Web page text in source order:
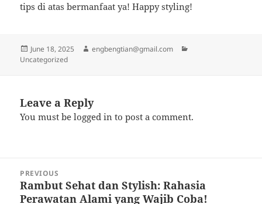
tips di atas bermanfaat ya! Happy styling!
Posted
on
June 18, 2025 Author
engbengtian@gmail.com
Uncategorized
Leave a Reply
You must belogged in to post a comment.
navigation
PREVIOUS
Previous
post:
Rambut Sehat dan Stylish: Rahasia
Perawatan Alami yang Wajib Coba!